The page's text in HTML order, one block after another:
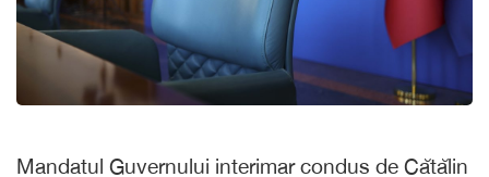
Mandatul Guvernului interimar condus de Cătălin